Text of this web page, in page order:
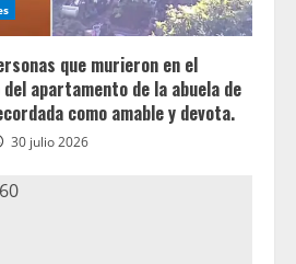
que murieron en el
apartamento de la abuela de
como amable y devota.
30 julio 2026